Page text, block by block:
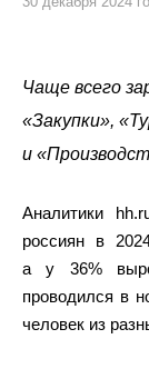
Чаще всего
«Закупки»,
и
Аналитики
россиян в
а у 36%
проводился в
человек из